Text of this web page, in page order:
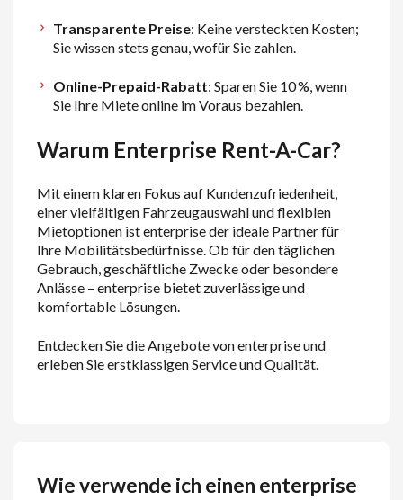
Transparente Preise: Keine versteckten Kosten;
Sie wissen stets genau, wofür Sie zahlen.
Online-Prepaid-Rabatt: Sparen Sie 10 %, wenn
Sie Ihre Miete online im Voraus bezahlen.
Warum Enterprise Rent-A-Car?
Mit einem klaren Fokus auf Kundenzufriedenheit,
einer vielfältigen Fahrzeugauswahl und flexiblen
Mietoptionen ist enterprise der ideale Partner für
Ihre Mobilitätsbedürfnisse. Ob für den täglichen
Gebrauch, geschäftliche Zwecke oder besondere
Anlässe – enterprise bietet zuverlässige und
komfortable Lösungen.
Entdecken Sie die Angebote von enterprise und
erleben Sie erstklassigen Service und Qualität.
Wie verwende ich einen enterprise